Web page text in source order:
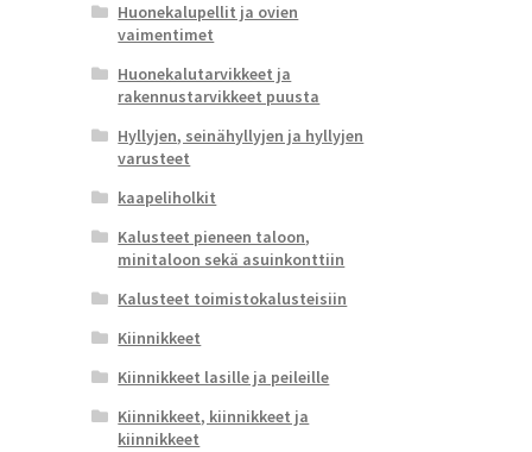
Huonekalupellit ja ovien
vaimentimet
Huonekalutarvikkeet ja
rakennustarvikkeet puusta
Hyllyjen, seinähyllyjen ja hyllyjen
varusteet
kaapeliholkit
Kalusteet pieneen taloon,
minitaloon sekä asuinkonttiin
Kalusteet toimistokalusteisiin
Kiinnikkeet
Kiinnikkeet lasille ja peileille
Kiinnikkeet, kiinnikkeet ja
kiinnikkeet